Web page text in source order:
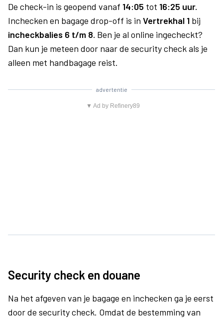
De check-in is geopend vanaf 14:05 tot 16:25 uur.
Inchecken en bagage drop-off is in Vertrekhal 1 bij
incheckbalies 6 t/m 8. Ben je al online ingecheckt?
Dan kun je meteen door naar de security check als je
alleen met handbagage reist.
advertentie
▼ Ad by Refinery89
Security check en douane
Na het afgeven van je bagage en inchecken ga je eerst
door de security check. Omdat de bestemming van